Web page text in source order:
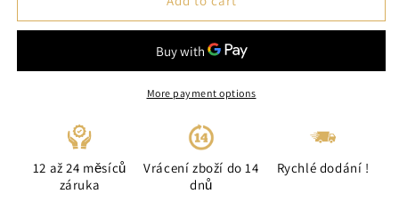
More payment options
12 až 24 měsíců
záruka
Vrácení zboží do 14
dnů
Rychlé dodání !